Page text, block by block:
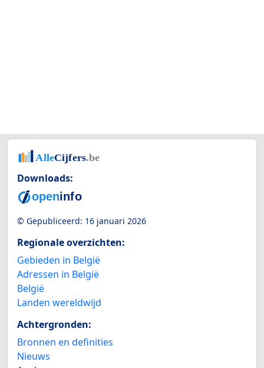
Downloads:
© Gepubliceerd: 16 januari 2026
Regionale overzichten:
Gebieden in België
Adressen in België
België
Landen wereldwijd
Achtergronden:
Bronnen en definities
Nieuws